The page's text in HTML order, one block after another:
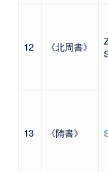
12 《北周書》
13 《隋書》